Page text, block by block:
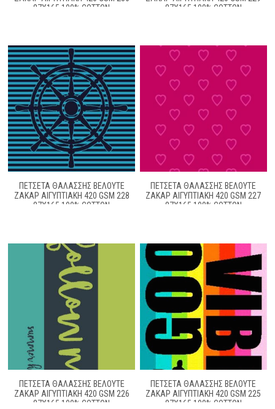
87X165 100% COTTON
87X165 100% COTTON
ΠΕΤΣΈΤΑ ΘΑΛΆΣΣΗΣ ΒΕΛΟΥΤΈ
ΖΑΚΆΡ ΑΙΓΥΠΤΙΑΚΉ 420 GSM 228
87X165 100% COTTON
ΠΕΤΣΈΤΑ ΘΑΛΆΣΣΗΣ ΒΕΛΟΥΤΈ
ΖΑΚΆΡ ΑΙΓΥΠΤΙΑΚΉ 420 GSM 227
87X165 100% COTTON
ΠΕΤΣΈΤΑ ΘΑΛΆΣΣΗΣ ΒΕΛΟΥΤΈ
ΖΑΚΆΡ ΑΙΓΥΠΤΙΑΚΉ 420 GSM 226
87X165 100% COTTON
ΠΕΤΣΈΤΑ ΘΑΛΆΣΣΗΣ ΒΕΛΟΥΤΈ
ΖΑΚΆΡ ΑΙΓΥΠΤΙΑΚΉ 420 GSM 225
87X165 100% COTTON